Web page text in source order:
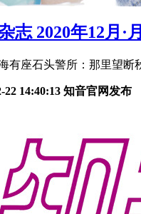
志 2020年12月·
有座石头警所：那里望断
22 14:40:13 知音官网发布